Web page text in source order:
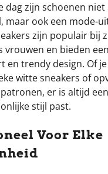
dag zijn schoenen niet
maar ook een mode-
zijn populair bij
vrouwen en bieden
en trendy design. Of
witte sneakers of
er is altijd
stijl past.
Voor Elke